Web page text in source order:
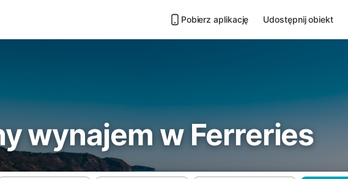
Pobierz aplikację Udostępnij obiekt
wynajem w Ferreries